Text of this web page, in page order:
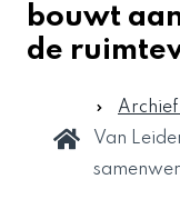
bouwt
de
Archief
Van